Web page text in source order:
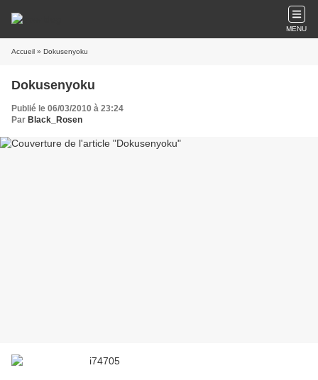
MENU
Accueil » Dokusenyoku
Dokusenyoku
Publié le 06/03/2010 à 23:24
Par Black_Rosen